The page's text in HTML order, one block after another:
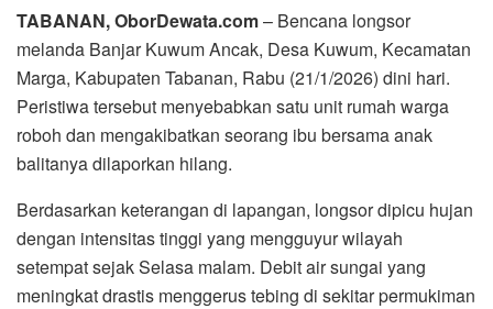
TABANAN, OborDewata.com– Bencana longsor
melanda Banjar Kuwum Ancak, Desa Kuwum, Kecamatan
Marga, Kabupaten Tabanan, Rabu (21/1/2026) dini hari.
Peristiwa tersebut menyebabkan satu unit rumah warga
roboh dan mengakibatkan seorang ibu bersama anak
balitanya dilaporkan hilang.
Berdasarkan keterangan di lapangan, longsor dipicu hujan
dengan intensitas tinggi yang mengguyur wilayah
setempat sejak Selasa malam. Debit air sungai yang
meningkat drastis menggerus tebing di sekitar permukiman